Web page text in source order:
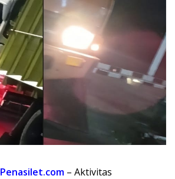
Penasilet.com – Aktivitas